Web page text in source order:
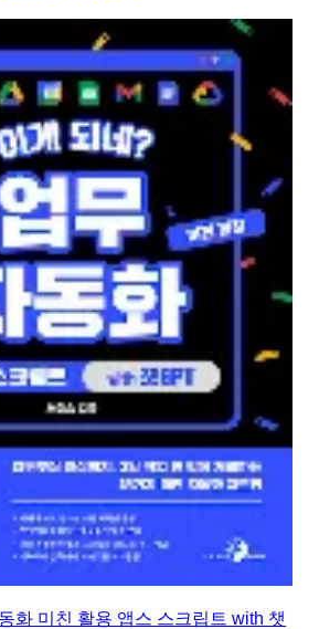
화 미친 활용 앱스 스크립트 with 챗